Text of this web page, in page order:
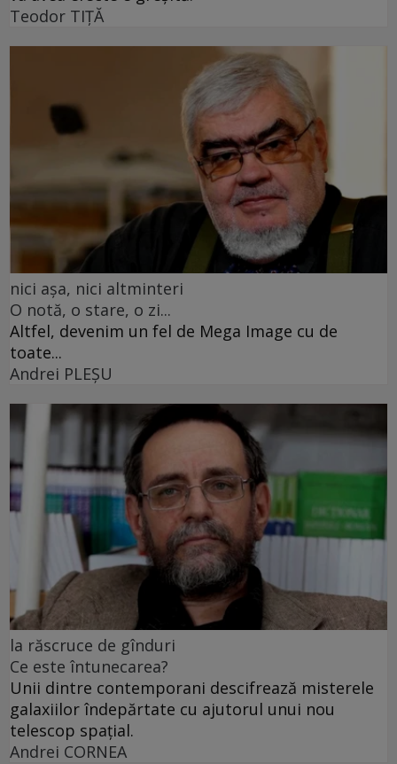
Teodor TIŢĂ
nici așa, nici altminteri
O notă, o stare, o zi...
Altfel, devenim un fel de Mega Image cu de
toate...
Andrei PLEŞU
la răscruce de gînduri
Ce este întunecarea?
Unii dintre contemporani descifrează misterele
galaxiilor îndepărtate cu ajutorul unui nou
telescop spațial.
Andrei CORNEA